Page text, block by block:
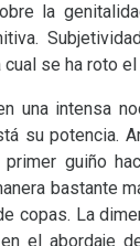
la
se ha roto el
una intensa
su potencia.
primer guiño
bastante
copas. La
el abordaje